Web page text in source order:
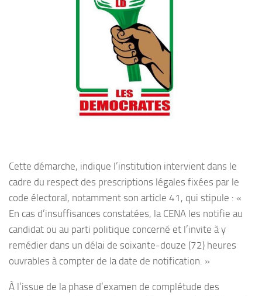
Cette démarche, indique l’institution intervient dans le
cadre du respect des prescriptions légales fixées par le
code électoral, notamment son article 41, qui stipule : «
En cas d’insuffisances constatées, la CENA les notifie au
candidat ou au parti politique concerné et l’invite à y
remédier dans un délai de soixante-douze (72) heures
ouvrables à compter de la date de notification. »
À l’issue de la phase d’examen de complétude des